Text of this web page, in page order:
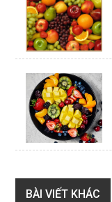
BÀI VIẾT KHÁC